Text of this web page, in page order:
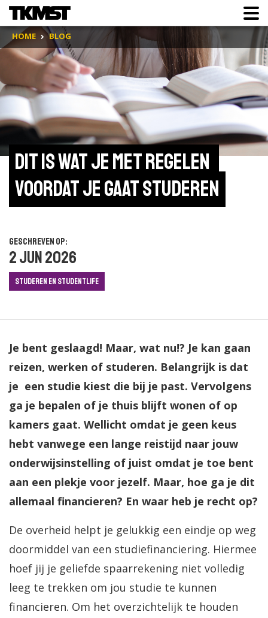
HOME BLOG
Dit is wat je met regelen
voordat je gaat studeren
Geschreven op:
2 jun 2026
Studeren en Studentlife
Je bent geslaagd! Maar, wat nu!? Je kan gaan
reizen, werken of studeren. Belangrijk is dat
je een studie kiest die bij je past. Vervolgens
ga je bepalen of je thuis blijft wonen of op
kamers gaat. Wellicht omdat je geen keus
hebt vanwege een lange reistijd naar jouw
onderwijsinstelling of juist omdat je toe bent
aan een plekje voor jezelf. Maar, hoe ga je dit
allemaal financieren? En waar heb je recht op?
De overheid helpt je gelukkig een eindje op weg
doormiddel van een studiefinanciering. Hiermee
hoef jij je geliefde spaarrekening niet volledig
leeg te trekken om jou studie te kunnen
financieren. Om het overzichtelijk te houden